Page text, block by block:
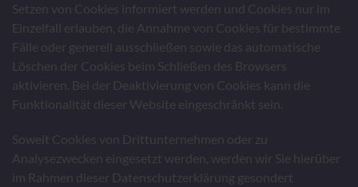
Setzen von Cookies informiert werden und Cookies nur im
Einzelfall erlauben, die Annahme von Cookies für bestimmte
Fälle oder generell ausschließen sowie das automatische
Löschen der Cookies beim Schließen des Browsers
aktivieren. Bei der Deaktivierung von Cookies kann die
Funktionalität dieser Website eingeschränkt sein.
Soweit Cookies von Drittunternehmen oder zu
Analysezwecken eingesetzt werden, werden wir Sie hierüber
im Rahmen dieser Datenschutzerklärung gesondert